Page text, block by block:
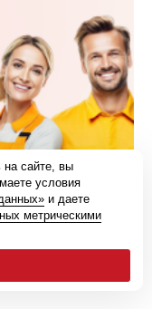
на сайте, вы
условия
и даете
метрическими